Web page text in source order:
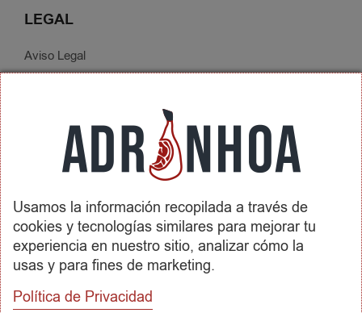
LEGAL
Aviso Legal
Condiciones de Contratación
Envíos y Devoluciones
SOBRE ADRINHOA
Conócenos
Contactar
REDES SOCIALES
Usamos la información recopilada a través de
cookies y tecnologías similares para mejorar tu
experiencia en nuestro sitio, analizar cómo la
usas y para fines de marketing.
Política de Privacidad